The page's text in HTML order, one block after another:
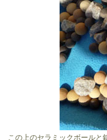
この上のセラミックボールと